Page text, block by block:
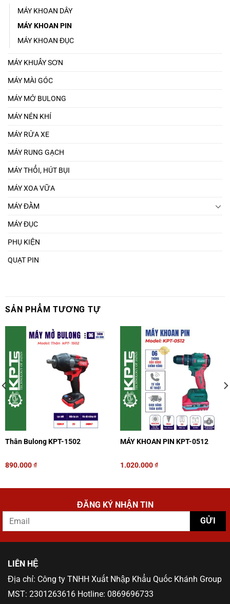
MÁY KHOAN DÂY
MÁY KHOAN PIN
MÁY KHOAN ĐỤC
MÁY KHUẤY SƠN
MÁY MÀI GÓC
MÁY MỞ BULONG
MÁY NÉN KHÍ
MÁY RỬA XE
MÁY RUNG GẠCH
MÁY THỔI, HÚT BỤI
MÁY XOA VỮA
MÁY ĐẦM
MÁY ĐỤC
PHỤ KIỆN
QUẠT PIN
SẢN PHẨM TƯƠNG TỰ
Thân Bulong KPT-1502
890.000₫
MÁY KHOAN PIN KPT-0512
1.020.000₫
ĐĂNG KÝ NHẬN TIN
LIÊN HỆ
Địa chỉ: Công ty TNHH Xuất Nhập Khẩu Quốc Khánh Group
MST: 2301263616 Hotline: 0869696733